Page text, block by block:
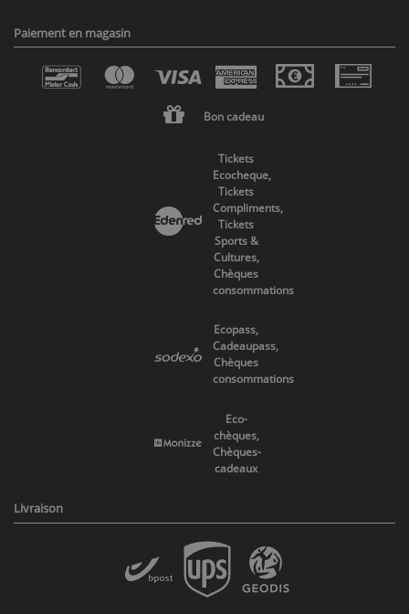
Paiement en magasin
Bon cadeau
Tickets
Ecocheque,
Tickets
Compliments,
Tickets
Sports &
Cultures,
Chèques
consommations
Ecopass,
Cadeaupass,
Chèques
consommations
Eco-
chèques,
Chèques-
cadeaux
Livraison